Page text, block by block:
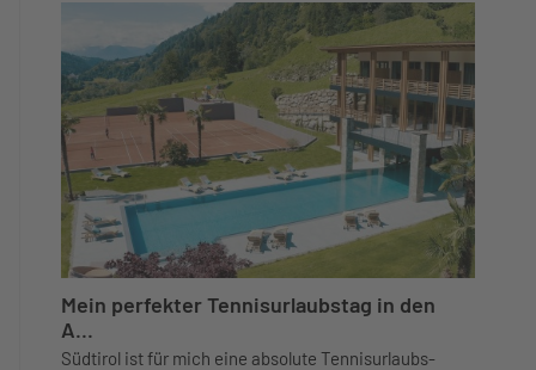
Mein perfekter Tennisurlaubstag in den
A...
Südtirol ist für mich eine absolute Tennisurlaubs-